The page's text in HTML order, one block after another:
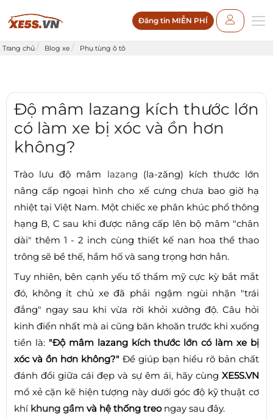
Đăng tin MIỄN PHÍ
Trang chủ Blog xe Phụ tùng ô tô
Độ mâm lazang kích thước lớn
có làm xe bị xóc và ồn hơn
không?
Trào lưu độ mâm lazang (la-zăng) kích thước lớn
nâng cấp ngoại hình cho xế cưng chưa bao giờ hạ
nhiệt tại Việt Nam. Một chiếc xe phân khúc phổ thông
hạng B, C sau khi được nâng cấp lên bộ mâm "chân
dài" thêm 1 - 2 inch cùng thiết kế nan hoa thể thao
trông sẽ bề thế, hầm hố và sang trọng hơn hẳn.
Tuy nhiên, bên cạnh yếu tố thẩm mỹ cực kỳ bắt mắt
đó, không ít chủ xe đã phải ngậm ngùi nhận "trái
đắng" ngay sau khi vừa rời khỏi xưởng độ. Câu hỏi
kinh điển nhất mà ai cũng băn khoăn trước khi xuống
tiền là: "Độ mâm lazang kích thước lớn có làm xe bị
xóc và ồn hơn không?" Để giúp bạn hiểu rõ bản chất
đánh đổi giữa cái đẹp và sự êm ái, hãy cùng XE5S.VN
mổ xẻ cặn kẽ hiện tượng này dưới góc độ kỹ thuật cơ
khí khung gầm và hệ thống treongay sau đây.